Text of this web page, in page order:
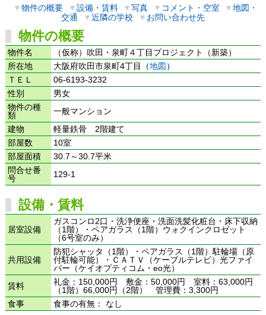
▼物件の概要 ▼設備・賃料 ▼写真 ▼ コメント・空室 ▼地図・
交通
▼近隣の学校 ▼ お問い合わせ先
物件の概要
物件名
（仮称）吹田・泉町４丁目プロジェクト（新築）
所在地
大阪府吹田市泉町4丁目（地図 ）
ＴＥＬ
06-6193-3232
性別
男女
物件の種
類
一般マンション
建物
軽量鉄骨 2階建て
部屋数
10室
部屋面積
30.7～30.7平米
問合せ番
号
129-1
設備・賃料
居室設備
ガスコンロ2口・洗浄便座・洗面洗髪化粧台・床下収納
（1階）・ペアガラス（1階）ウォクインクロゼット
（6号室のみ）
共用設備
防犯シャッタ（1階）・ペアガラス（1階）駐輪場（原
付駐輪可能）・ＣＡＴＶ（ケーブルテレビ）光ファイ
バー（ケイオプティコム・eo光）
賃料
礼金：150,000円 敷金：50,000円 室料：63,000円
（1階）66,000円（2階） 管理費：3,300円
食事
食事の有無： なし